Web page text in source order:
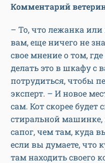
Комментарий
– То, что лежанка
вам, еще ничего не
свое мнение о том,
делать это в шкафу с
потрудиться, чтобы
эксперт. – И новое
сам. Кот скорее будет
стиральной машинке,
сапог, чем там, куда
если вы думаете, что
там находить своего